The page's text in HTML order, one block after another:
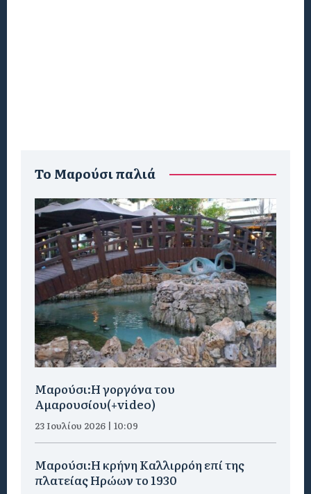
To Μαρούσι παλιά
Μαρούσι:H γοργόνα του
Αμαρουσίου(+video)
23 Ιουλίου 2026 | 10:09
Μαρούσι:Η κρήνη Καλλιρρόη επί της
πλατείας Ηρώων το 1930